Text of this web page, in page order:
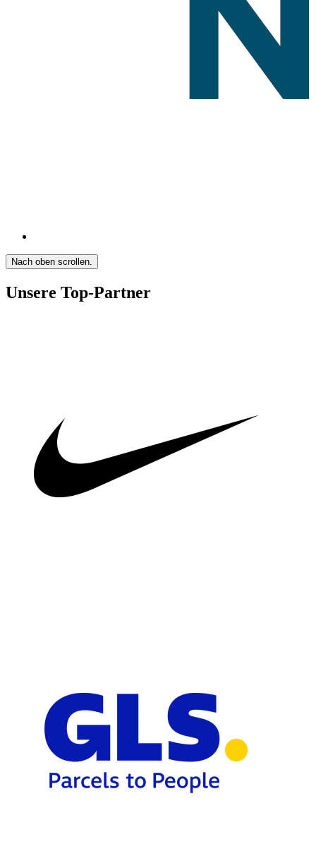
Nach oben scrollen.
Unsere Top-Partner